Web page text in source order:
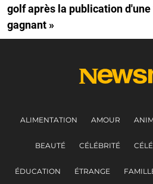
golf après la publication d'une
gagnant »
ALIMENTATION AMOUR
BEAUTÉ CÉLÉBRITÉ
ÉDUCATION ÉTRANGE